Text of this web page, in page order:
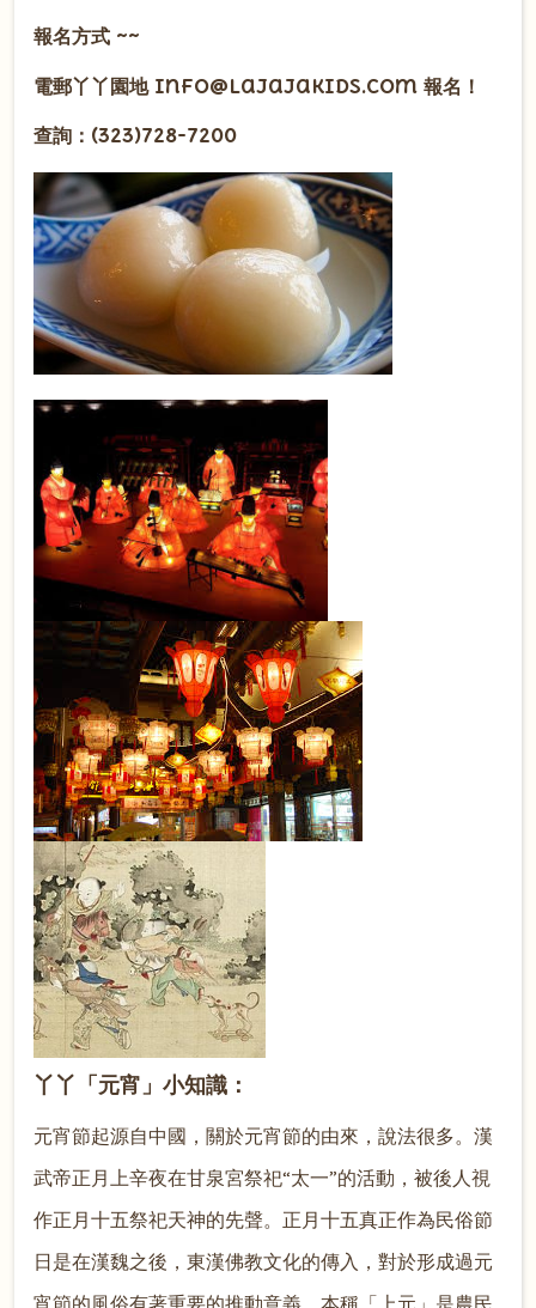
報名方式 ~~
電郵丫丫園地 info@lajajakids.com 報名！
查詢：(323)728-7200
丫丫「元宵」小知識：
元宵節起源自中國，關於元宵節的由來，說法很多。漢
武帝正月上辛夜在甘泉宮祭祀“太一”的活動，被後人視
作正月十五祭祀天神的先聲。正月十五真正作為民俗節
日是在漢魏之後，東漢佛教文化的傳入，對於形成過元